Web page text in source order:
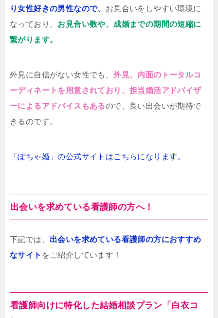
り女性好きの男性なので、 お見合いをしやすい環境に
なっており、 お見合い数や、成婚までの期間の短縮に
繋がります。
外見に自信がない女性でも、外見、内面のトータルコ
ーディネートを用意されており、担当婚活アドバイザ
ーによるアドバイスもあるので、良い出会いが期待で
きるのです。
「ぽちゃ婚」の公式サイトはこちらになります。
出会いを求めている看護師の方へ！
下記では、 出会いを求めている看護師の方におすすめ
なサイト をご紹介しています！
看護師向けに特化した結婚相談プラン「白衣コ